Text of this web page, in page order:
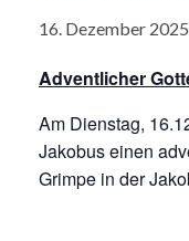
16. Dezember
Adventlicher
Am Dienstag,
Jakobus einen
Grimpe in der